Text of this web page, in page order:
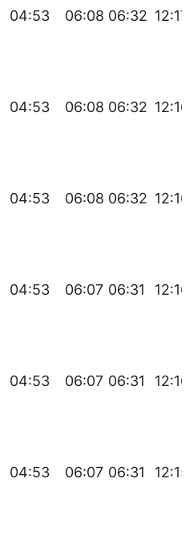
04:53 06:08 06:32 12:17
04:53 06:08 06:32 12:16
04:53 06:08 06:32 12:16
04:53 06:07 06:31 12:16
04:53 06:07 06:31 12:16
04:53 06:07 06:31 12:15